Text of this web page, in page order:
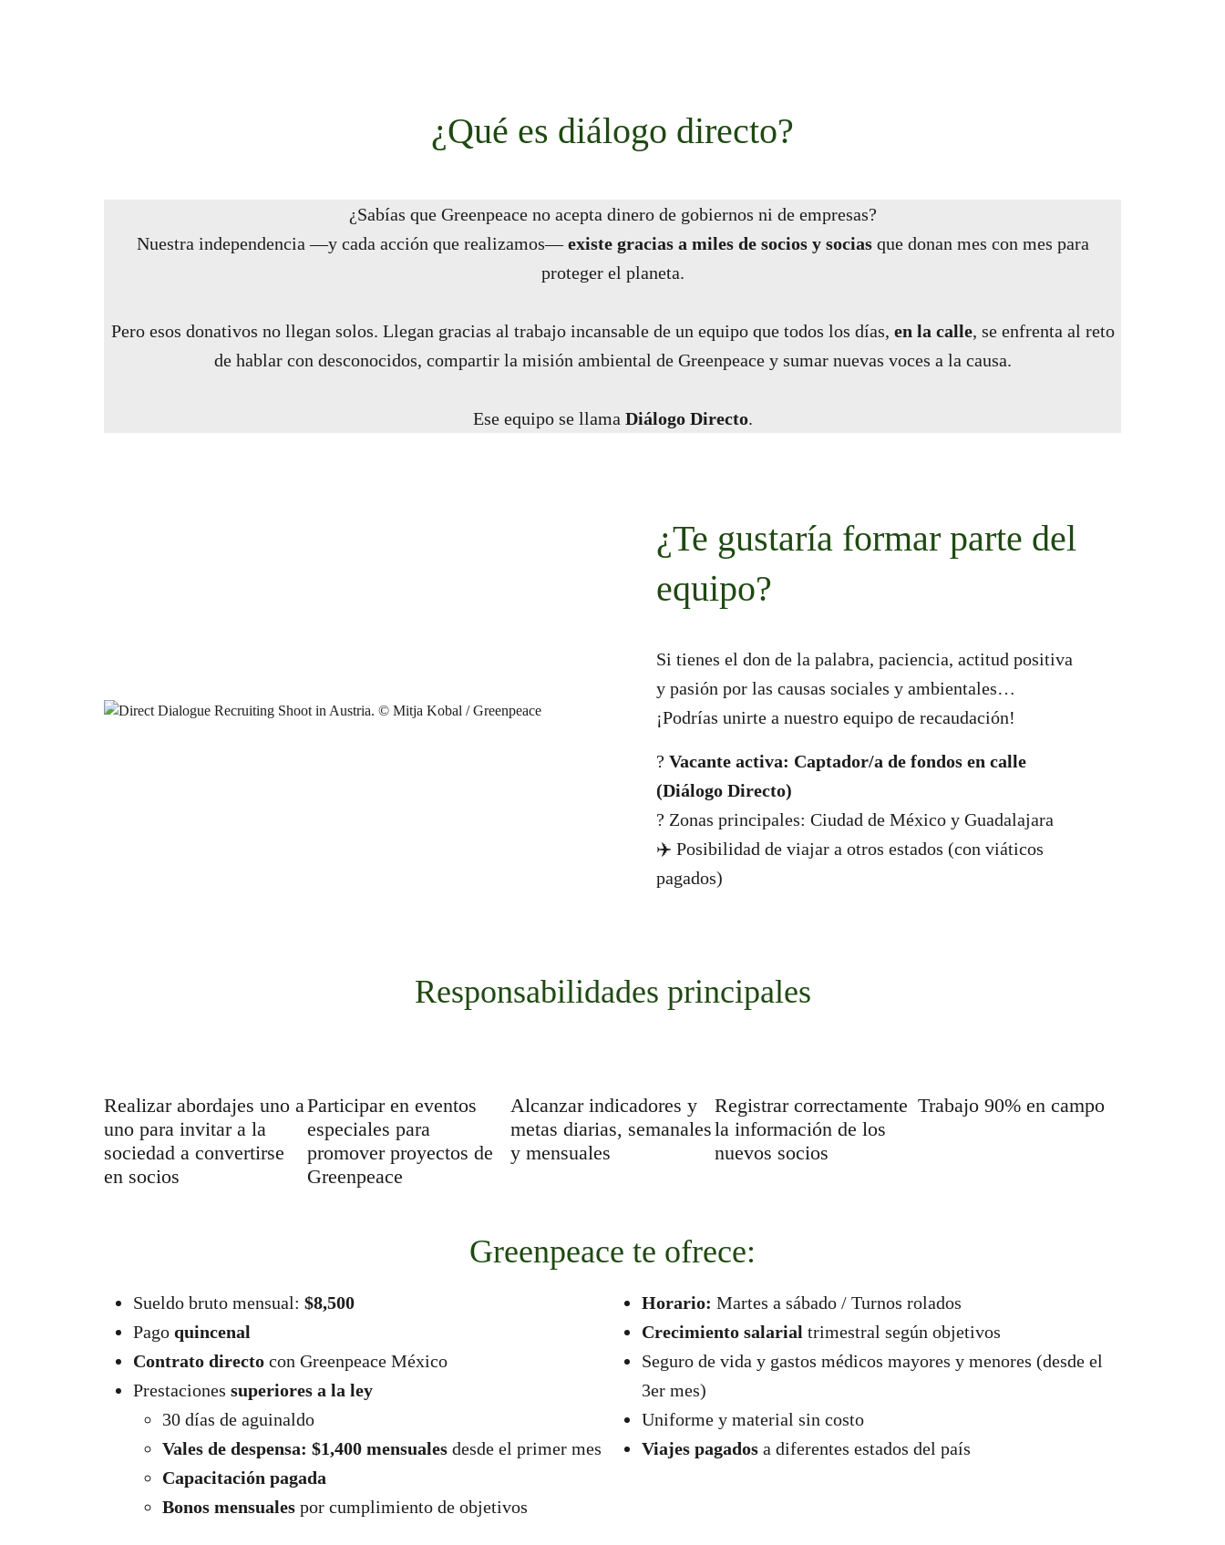
¿Qué es diálogo directo?
¿Sabías que Greenpeace no acepta dinero de gobiernos ni de empresas?
Nuestra independencia —y cada acción que realizamos—existe gracias a miles de socios y sociasque donan mes con mes para
proteger el planeta.
Pero esos donativos no llegan solos. Llegan gracias al trabajo incansable de un equipo que todos los días, en la calle, se enfrenta al reto
de hablar con desconocidos, compartir la misión ambiental de Greenpeace y sumar nuevas voces a la causa.
Ese equipo se llama Diálogo Directo.
¿Te gustaría formar parte del
equipo?
Si tienes el don de la palabra, paciencia, actitud positiva
y pasión por las causas sociales y ambientales…
¡Podrías unirte a nuestro equipo de recaudación!
? Vacante activa: Captador/a de fondos en calle
(Diálogo Directo)
? Zonas principales: Ciudad de México y Guadalajara
✈️ Posibilidad de viajar a otros estados (con viáticos
pagados)
Responsabilidades principales
Realizar abordajes uno a
uno para invitar a la
sociedad a convertirse
en socios
Participar en eventos
especiales para
promover proyectos de
Greenpeace
Alcanzar indicadores y
metas diarias, semanales
y mensuales
Registrar correctamente
la información de los
nuevos socios
Trabajo 90% en campo
Greenpeace te ofrece:
Sueldo bruto mensual: $8,500
Pago quincenal
Contrato directo con Greenpeace México
Prestaciones superiores a la ley
30 días de aguinaldo
Vales de despensa: $1,400 mensuales desde el primer mes
Capacitación pagada
Bonos mensuales por cumplimiento de objetivos
Horario: Martes a sábado / Turnos rolados
Crecimiento salarial trimestral según objetivos
Seguro de vida y gastos médicos mayores y menores (desde el
3er mes)
Uniforme y material sin costo
Viajes pagados a diferentes estados del país